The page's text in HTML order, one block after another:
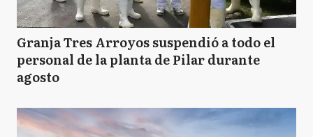
Granja Tres Arroyos suspendió a todo el
personal de la planta de Pilar durante
agosto